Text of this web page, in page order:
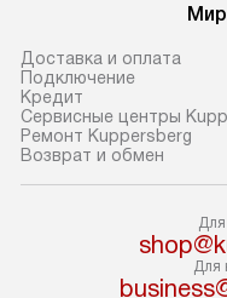
до двери квартиры
согласуйте это с
За данную услугу
дополнительная
внимание на размеры
они не позволяют
через дверной проем,
то сотрудники
службы не смогут
Доставка и оплата
Подключение
Кредит
Сервисные центры
Ремонт Kuppersberg
Возврат и обмен
Для